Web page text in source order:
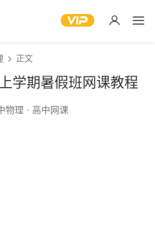
正文
学期暑假班网课教程
物理 · 高中网课